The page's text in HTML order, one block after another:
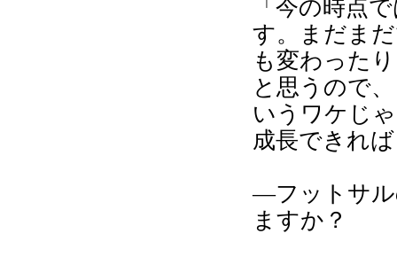
「今の時点
す。まだま
も変わった
と思うので
いうワケじ
成長できれ
―フットサル
ますか？